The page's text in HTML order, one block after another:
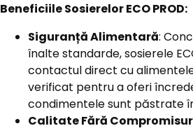
BeneficiileSosierelor ECO PROD:
Siguranță Alimentară:
înalte standarde, sosierele
contactul direct cu
verificat pentru a oferi
condimentele sunt păstrate
Calitate Fără